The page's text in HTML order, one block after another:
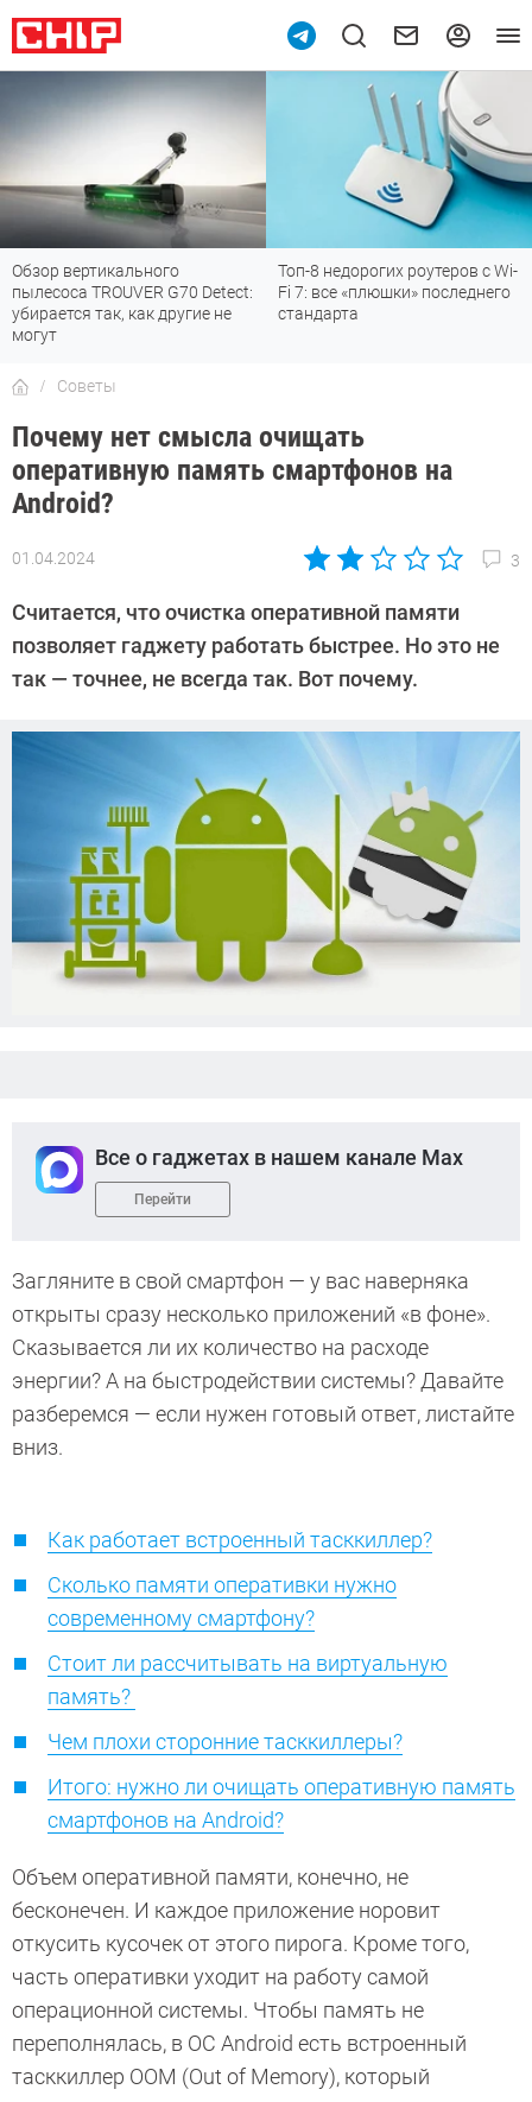
Топ-8 недорогих роутеров с Wi-
Fi 7: все «плюшки» последнего
стандарта
7 мессенджеров, которые
отлично работают в России
Советы
Почему нет смысла очищать
оперативную память смартфонов на
Android?
01.04.2024 3
Автор:
Иванов
Считается, что очистка оперативной памяти
позволяет гаджету работать быстрее. Но это не
так — точнее, не всегда так. Вот почему.
Все о гаджетах в нашем канале Max
Перейти
Загляните в свой смартфон — у вас наверняка
открыты сразу несколько приложений «в фоне».
Сказывается ли их количество на расходе
энергии? А на быстродействии системы? Давайте
разберемся — если нужен готовый ответ, листайте
вниз.
Как работает встроенный тасккиллер?
Сколько памяти оперативки нужно
современному смартфону?
Стоит ли рассчитывать на виртуальную
память?
Чем плохи сторонние тасккиллеры?
Итого: нужно ли очищать оперативную память
смартфонов на Android?
Объем оперативной памяти, конечно, не
бесконечен. И каждое приложение норовит
откусить кусочек от этого пирога. Кроме того,
часть оперативки уходит на работу самой
операционной системы. Чтобы память не
переполнялась, в ОС Android есть встроенный
тасккиллер OOM (Out of Memory), который